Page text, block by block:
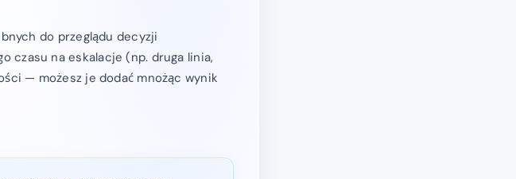
do przeglądu decyzji
czasu na eskalacje (np. druga linia,
— możesz je dodać mnożąc wynik